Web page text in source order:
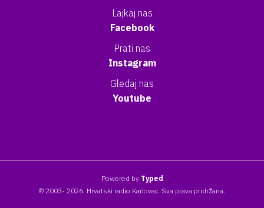
Lajkaj nas
Facebook
Prati nas
Instagram
Gledaj nas
Youtube
Powered by Typed
© 2003- 2026. Hrvatski radio Karlovac. Sva prava pridržana.